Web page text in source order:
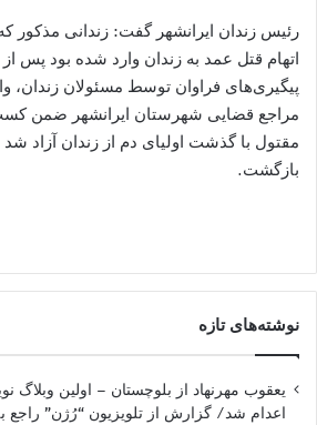
اتهام قتل عمد به زندان وارد شده بود پس
پیگیری‌های فراوان توسط مسئولان زندان،
مراجع قضایی شهرستان ایرانشهر ضمن
مقتول با گذشت اولیای دم از زندان آزاد
بازگشت.
نوشته‌های تازه
یعقوب مهرنهاد از بلوچستان – اولین وبلاگ
اعدام شد/ گزارش از تلویزیون “رُژن” راجع